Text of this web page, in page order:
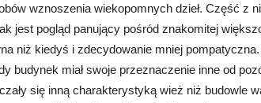
wznoszenia wiekopomnych dzieł. Część z
jest pogląd panujący pośród znakomitej
niż kiedyś i zdecydowanie mniej
budynek miał swoje przeznaczenie inne od
się inną charakterystyką wież niż budowle